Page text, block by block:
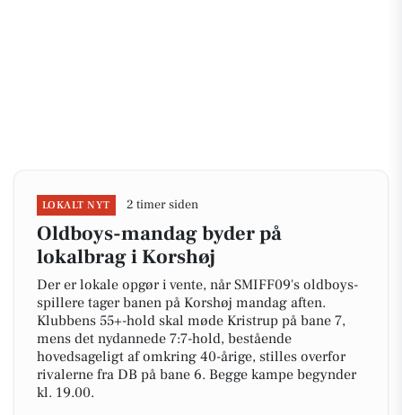
LOKALT NYT 2 timer siden
Oldboys-mandag byder på
lokalbrag i Korshøj
Der er lokale opgør i vente, når SMIFF09's oldboys-
spillere tager banen på Korshøj mandag aften.
Klubbens 55+-hold skal møde Kristrup på bane 7,
mens det nydannede 7:7-hold, bestående
hovedsageligt af omkring 40-årige, stilles overfor
rivalerne fra DB på bane 6. Begge kampe begynder
kl. 19.00.